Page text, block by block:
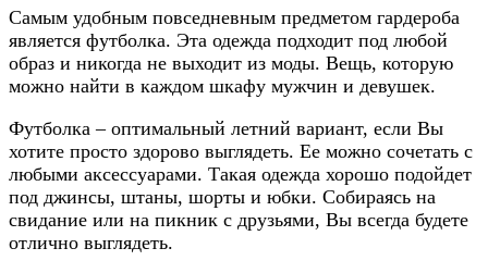
Самым удобным повседневным предметом гардероба
является футболка. Эта одежда подходит под любой
образ и никогда не выходит из моды. Вещь, которую
можно найти в каждом шкафу мужчин и девушек.
Футболка – оптимальный летний вариант, если Вы
хотите просто здорово выглядеть. Ее можно сочетать с
любыми аксессуарами. Такая одежда хорошо подойдет
под джинсы, штаны, шорты и юбки. Собираясь на
свидание или на пикник с друзьями, Вы всегда будете
отлично выглядеть.